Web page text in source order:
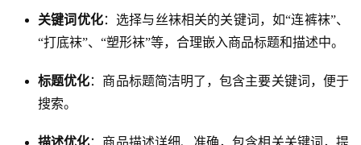
关键词优化：选择与丝袜相关的关键词，如“连裤袜”、
“打底袜”、“塑形袜”等，合理嵌入商品标题和描述中。
标题优化：商品标题简洁明了，包含主要关键词，便于
搜索。